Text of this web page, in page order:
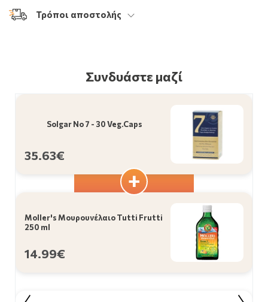
Τρόποι αποστολής
Συνδυάστε μαζί
Solgar No 7 - 30 Veg.Caps
35.63€
Moller's Μουρουνέλαιο Tutti Frutti
250 ml
14.99€